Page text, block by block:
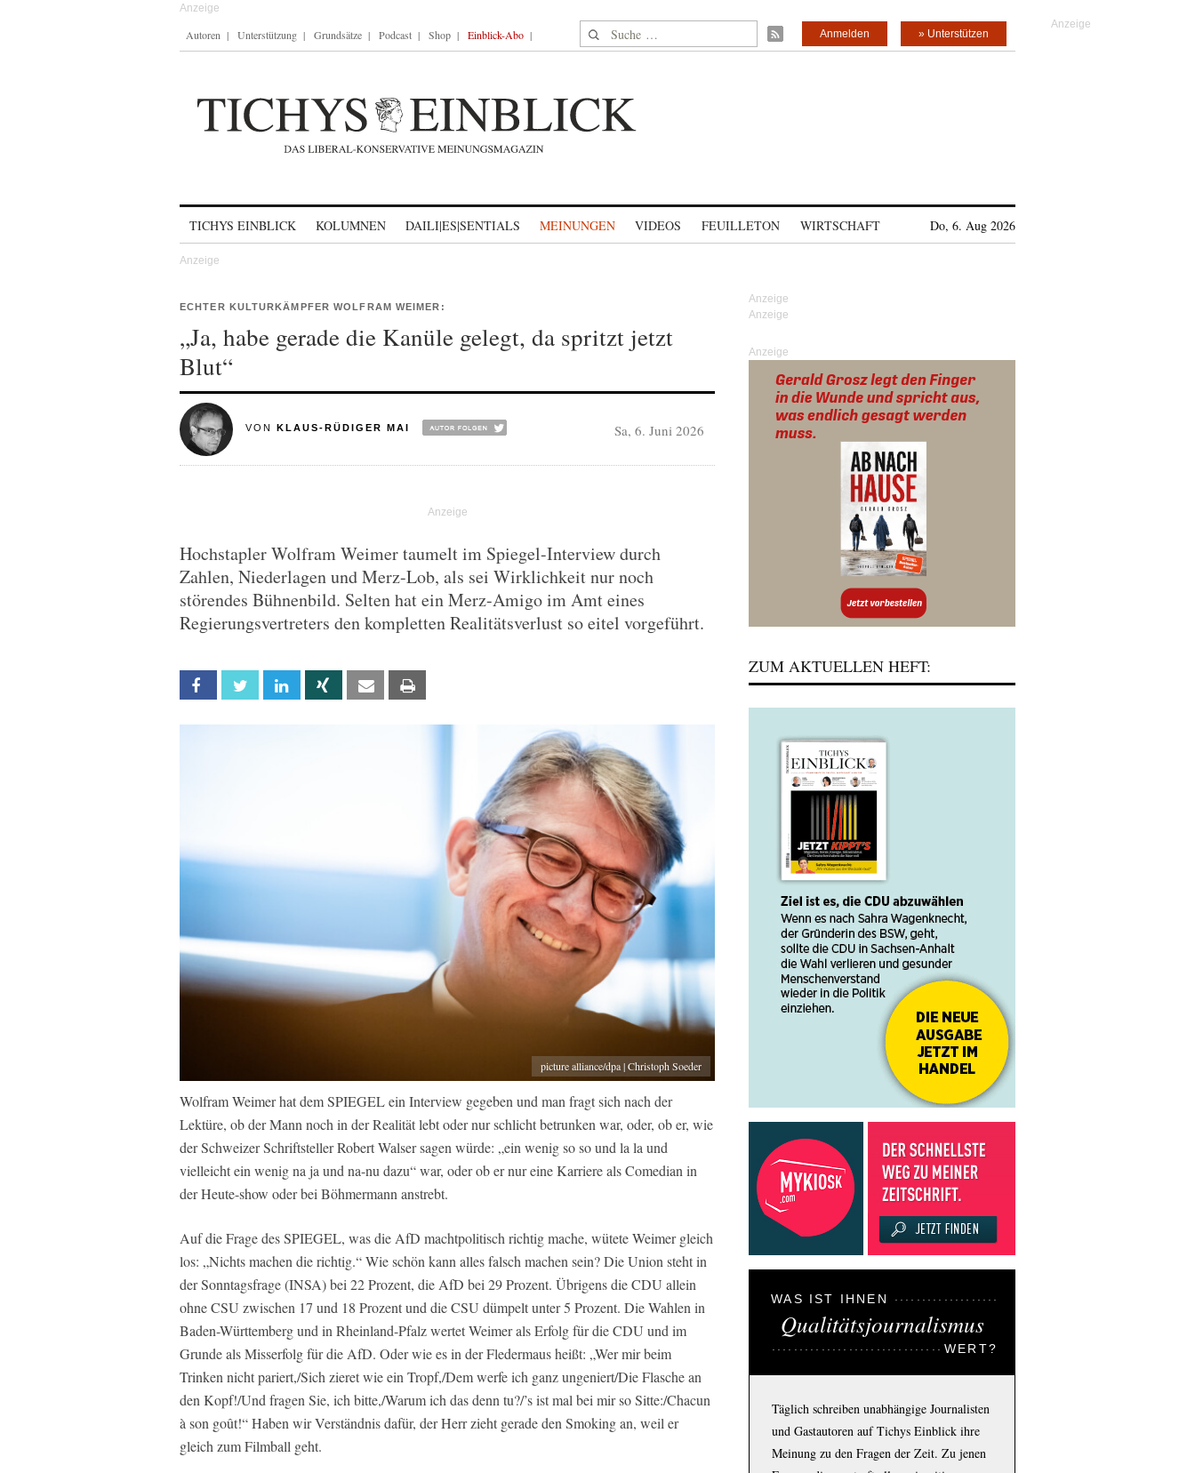
Autoren Unterstützung Grundsätze Podcast Shop Einblick-Abo Suche nach: » Unterstützen
Anmelden
TICHYS EINBLICK KOLUMNEN DAILI|ES|SENTIALS MEINUNGEN VIDEOS FEUILLETON WIRTSCHAFT Do, 6. Aug 2026
ECHTER KULTURKÄMPFER WOLFRAM WEIMER:
„Ja, habe gerade die Kanüle gelegt, da spritzt jetzt
Blut“
VON KLAUS-RÜDIGER MAI Sa, 6. Juni 2026
Hochstapler Wolfram Weimer taumelt im Spiegel-Interview durch
Zahlen, Niederlagen und Merz-Lob, als sei Wirklichkeit nur noch
störendes Bühnenbild. Selten hat ein Merz-Amigo im Amt eines
Regierungsvertreters den kompletten Realitätsverlust so eitel vorgeführt.
Facebook Twitter Linkedin Xing Email
picture alliance/dpa | Christoph Soeder
Wolfram Weimer hat dem SPIEGEL ein Interview gegeben und man fragt sich nach der
Lektüre, ob der Mann noch in der Realität lebt oder nur schlicht betrunken war, oder, ob er, wie
der Schweizer Schriftsteller Robert Walser sagen würde: „ein wenig so so und la la und
vielleicht ein wenig na ja und na-nu dazu“ war, oder ob er nur eine Karriere als Comedian in
der Heute-show oder bei Böhmermann anstrebt.
Auf die Frage des SPIEGEL, was die AfD machtpolitisch richtig mache, wütete Weimer gleich
los: „Nichts machen die richtig.“ Wie schön kann alles falsch machen sein? Die Union steht in
der Sonntagsfrage (INSA) bei 22 Prozent, die AfD bei 29 Prozent. Übrigens die CDU allein
ohne CSU zwischen 17 und 18 Prozent und die CSU dümpelt unter 5 Prozent. Die Wahlen in
Baden-Württemberg und in Rheinland-Pfalz wertet Weimer als Erfolg für die CDU und im
Grunde als Misserfolg für die AfD. Oder wie es in der Fledermaus heißt: „Wer mir beim
Trinken nicht pariert,/Sich zieret wie ein Tropf,/Dem werfe ich ganz ungeniert/Die Flasche an
den Kopf!/Und fragen Sie, ich bitte,/Warum ich das denn tu?/’s ist mal bei mir so Sitte:/Chacun
à son goût!“ Haben wir Verständnis dafür, der Herr zieht gerade den Smoking an, weil er
gleich zum Filmball geht.
Anzeige
ZUM AKTUELLEN HEFT:
WAS IST IHNEN
Qualitätsjournalismus
WERT?
Täglich schreiben unabhängige Journalisten
und Gastautoren auf Tichys Einblick ihre
Meinung zu den Fragen der Zeit. Zu jenen